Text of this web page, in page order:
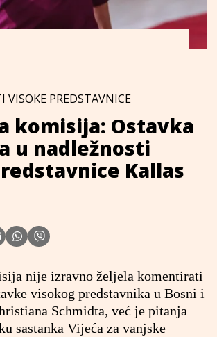
VISOKE PREDSTAVNICE
komisija: Ostavka
u nadležnosti
Kallas
nije izravno željela komentirati
visokog predstavnika u Bosni i
Schmidta, već je pitanja
sastanka Vijeća za vanjske